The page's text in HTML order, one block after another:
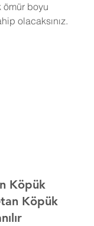
ömür boyu
olacaksınız.
Köpük
Köpük